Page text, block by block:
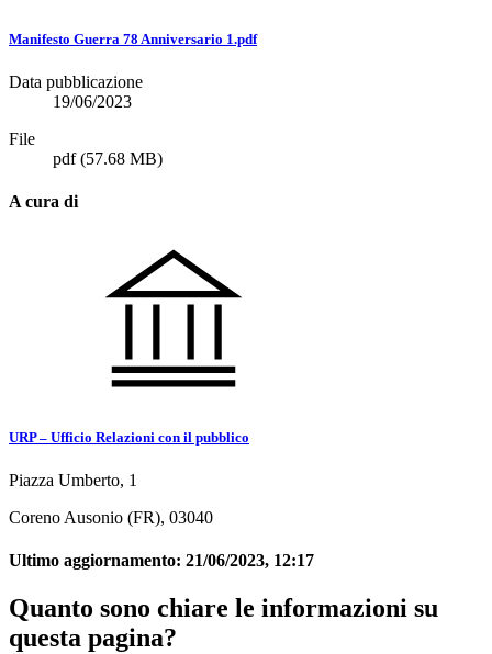
Manifesto Guerra 78 Anniversario 1.pdf
Data pubblicazione
19/06/2023
File
pdf(57.68 MB)
A cura di
URP – Ufficio Relazioni con il pubblico
Piazza Umberto, 1
Coreno Ausonio (FR), 03040
Ultimo aggiornamento: 21/06/2023, 12:17
Quanto sono chiare le informazioni su
questa pagina?